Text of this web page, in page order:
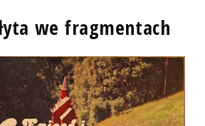
we fragmentach